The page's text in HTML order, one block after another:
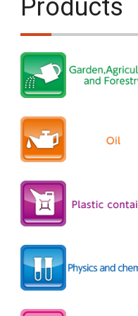
Products